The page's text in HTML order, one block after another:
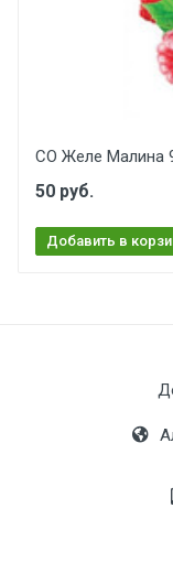
СО Желе Малина
50 руб.
Добавить в